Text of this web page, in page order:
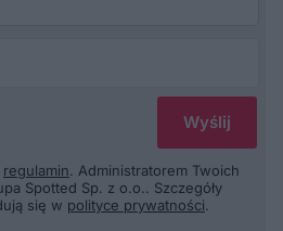
regulamin. Administratorem Twoich
Spotted Sp. z o.o.. Szczegóły
się w polityce prywatności.